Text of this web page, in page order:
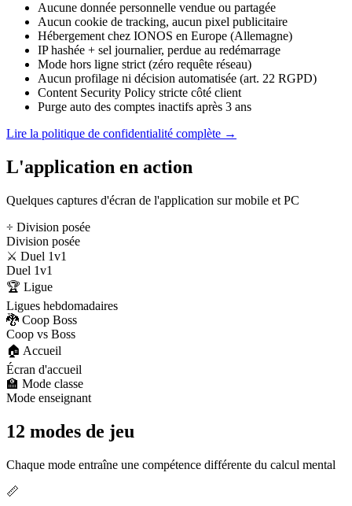
Aucune donnée personnelle vendue ou partagée
Aucun cookie de tracking, aucun pixel publicitaire
Hébergement chez IONOS en Europe (Allemagne)
IP hashée + sel journalier, perdue au redémarrage
Mode hors ligne strict (zéro requête réseau)
Aucun profilage ni décision automatisée (art. 22 RGPD)
Content Security Policy stricte côté client
Purge auto des comptes inactifs après 3 ans
Lire la politique de confidentialité complète →
L'application en action
Quelques captures d'écran de l'application sur mobile et PC
÷ Division posée
Division posée
⚔️ Duel 1v1
Duel 1v1
🏆 Ligue
Ligues hebdomadaires
🐉 Coop Boss
Coop vs Boss
🏠 Accueil
Écran d'accueil
🏫 Mode classe
Mode enseignant
12 modes de jeu
Chaque mode entraîne une compétence différente du calcul mental
📏